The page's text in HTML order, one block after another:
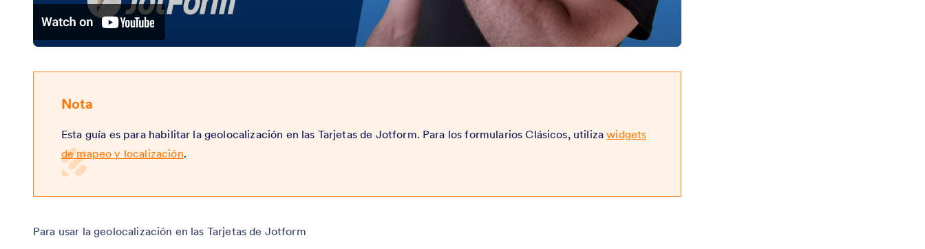
Nota
Esta guía es para habilitar la geolocalización en las Tarjetas de Jotform. Para los formularios Clásicos, utilizawidgets
de mapeo y localización.
Para usar la geolocalización en las Tarjetas de Jotform